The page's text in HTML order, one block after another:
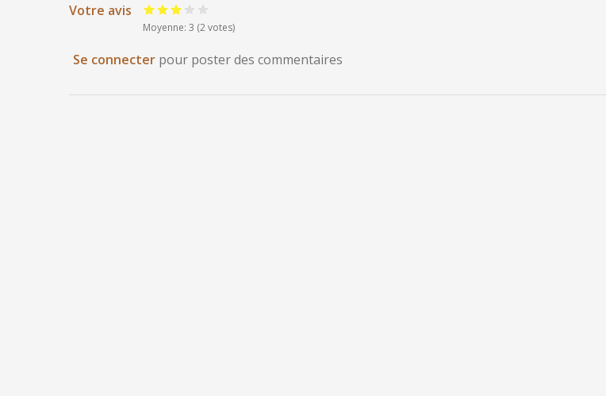
Votre avis
Moyenne: 3 (2 votes)
Se connecter pour poster des commentaires